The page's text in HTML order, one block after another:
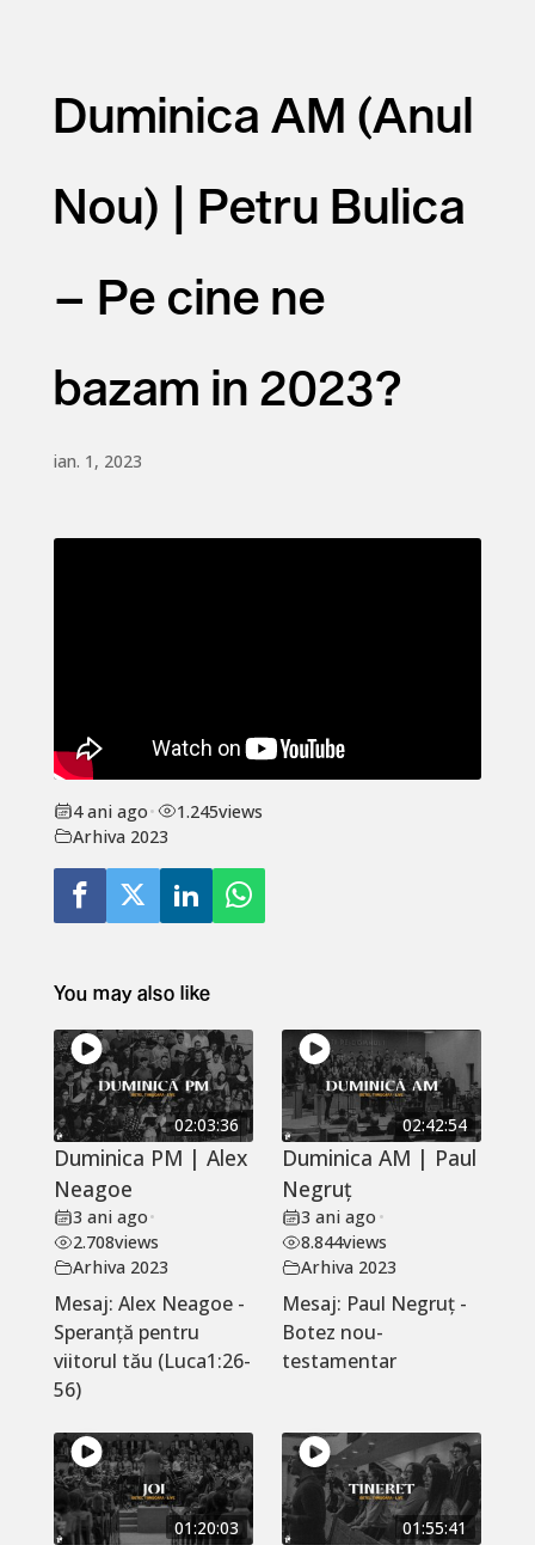
Duminica AM (Anul
Nou) | Petru Bulica
– Pe cine ne
bazam in 2023?
ian. 1, 2023
4 ani ago• 1.245views
Arhiva 2023
You may also like
02:03:36
Duminica PM | Alex
Neagoe
3 ani ago•
2.708views
Arhiva 2023
Mesaj: Alex Neagoe -
Speranță pentru
viitorul tău (Luca1:26-
56)
02:42:54
Duminica AM | Paul
Negruț
3 ani ago •
8.844views
Arhiva 2023
Mesaj: Paul Negruț -
Botez nou-
testamentar
01:20:03 01:55:41